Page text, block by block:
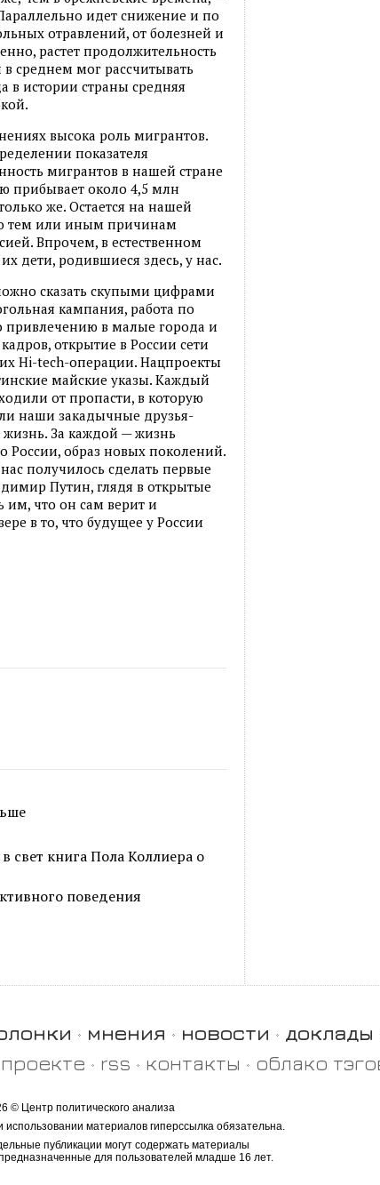
идет снижение и по
отравлений, от болезней и
растет продолжительность
среднем мог рассчитывать
в истории страны средняя
высока роль мигрантов.
показателя
мигрантов в нашей стране
прибывает около 4,5 млн
же. Остается на нашей
тем или иным причинам
Впрочем, в естественном
дети, родившиеся здесь, у нас.
сказать скупыми цифрами
кампания, работа по
в малые города и
открытие в России сети
Hi-tech-операции. Нацпроекты
майские указы. Каждый
от пропасти, в которую
наши закадычные друзья-
За каждой — жизнь
России, образ новых поколений.
получилось сделать первые
Путин, глядя в открытые
им, что он сам верит и
в то, что будущее у России
свет книга Пола Коллиера о
поведения
мнения новости доклады
rss контакты облако
© Центр политического анализа
использовании материалов гиперссылка обязательна.
публикации могут содержать материалы
для пользователей младше 16 лет.